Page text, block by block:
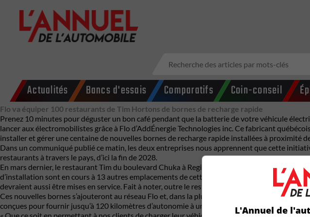
Actualités Bancs d'essais Comparatifs Coin-conseil
Flo va équiper 100 restaurants de Tim Hortons de bornes de recharge rapide
Prenez 10 minutes pour déguster un bon café pendant que la batterie de votre véhicule
lancer aux électromobilistes grâce à Flo d’AddÉnergie Technologies inc. Ce fabricant
installer et gérer une centaine de nouvelles bornes de recharge rapide installées à proximité
Dans un communiqué publié ce matin, les deux entreprises nous apprennent que cette
restaurants à travers le pays, d’ici la fin de 2028.
En mars dernier, le restaurant Tim du boulevard Chuka à Regina, en Saskatchewan, a été le
d’installation sont en cours à 13 autres emplacements de cette chaîne de restauration
devraient aussi être mises en service. Fait à noter, outre le restaurant de Regina,
Ces nouvelles bornes s’ajouteront au réseau Flo et, dans la plupart des cas, elles auront
conçues pour fournir jusqu’à 120 kilomètres d’autonomie à un VÉ en seulement 10 minutes
L'Annuel de